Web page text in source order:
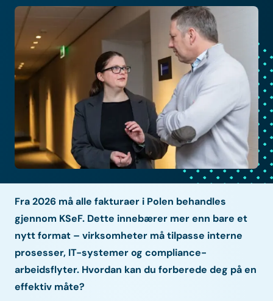
Fra 2026 må alle fakturaer i Polen behandles
gjennom KSeF. Dette innebærer mer enn bare et
nytt format – virksomheter må tilpasse interne
prosesser, IT-systemer og compliance-
arbeidsflyter. Hvordan kan du forberede deg på en
effektiv måte?